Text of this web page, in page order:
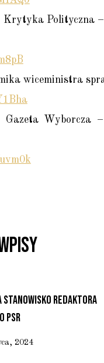
Krytyka Polityczna
wiceministra
Gazeta Wyborcza
Stanowisko Redaktora
PSR
2024